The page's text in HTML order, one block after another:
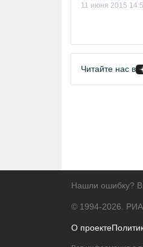
11 июня 2015
Читайте нас в
Нашли ошибку?
© 1994-2026.
О проекте